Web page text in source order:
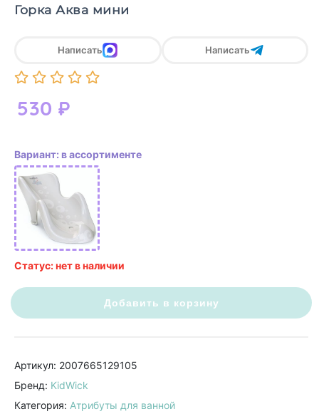
Горка Аква мини
530 ₽
Написать Написать
Вариант: в ассортименте
Статус: нет в наличии
Добавить в корзину
Артикул: 2007665129105
Бренд: KidWick
Категория: Атрибуты для ванной